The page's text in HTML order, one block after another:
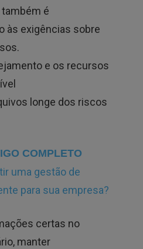
é
às exigências sobre
e os recursos
longe dos riscos
COMPLETO
uma gestão de
para sua empresa?
certas no
manter